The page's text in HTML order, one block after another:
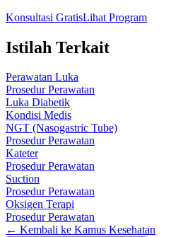
Konsultasi GratisLihat Program
Istilah Terkait
Perawatan Luka
Prosedur Perawatan
Luka Diabetik
Kondisi Medis
NGT (Nasogastric Tube)
Prosedur Perawatan
Kateter
Prosedur Perawatan
Suction
Prosedur Perawatan
Oksigen Terapi
Prosedur Perawatan
← Kembali ke Kamus Kesehatan